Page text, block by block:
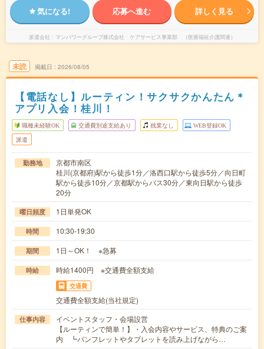
気になる! 応募へ進む 詳しく見る
派遣会社 マンパワーグループ株式会社 ケアサービス事業部 （医療福祉介護関連）
未読 掲載日 2026/08/05
【電話なし】ルーティン！サクサクかんたん＊
アプリ入会！桂川！
職種未経験OK 交通費別途支給あり 残業なし WEB登録OK
派遣
勤務地
京都市南区
桂川(京都府)駅から徒歩1分／洛西口駅から徒歩5分／向日町
駅から徒歩10分／京都駅からバス30分／東向日駅から徒歩
20分
曜日頻度 1日単発OK
時間 10:30-19:30
期間 1日～OK！ ※急募
時給 時給1400円 ※交通費全額支給
交通費
交通費全額支給(当社規定)
仕事内容
イベントスタッフ・会場設営
【ルーティンで簡単！】・入会内容やサービス、特典のご案
内 ┗パンフレットやタブレットを読み上げながら…